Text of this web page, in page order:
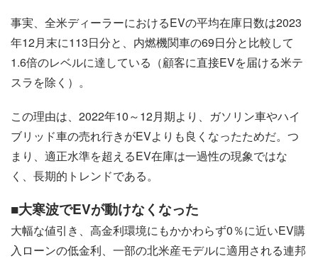
事実、全米ディーラーにおけるEVの平均在庫日数は2023
年12月末に113日分と、内燃機関車の69日分と比較して
1.6倍のレベルに達している（顧客に直接EVを届ける米テ
スラを除く）。
この理由は、2022年10～12月期より、ガソリン車やハイ
ブリッド車の売れ行きがEVよりも良くなったためだ。つ
まり、適正水準を超えるEV在庫は一過性の現象ではな
く、長期的トレンドである。
■大寒波でEVが動けなくなった
大幅な値引き、高金利環境にもかかわらず0％に近いEV購
入ローンの低金利、一部の北米産モデルに適用される連邦